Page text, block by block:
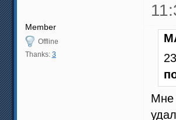
Member
Offline
Thanks: 3
Мне